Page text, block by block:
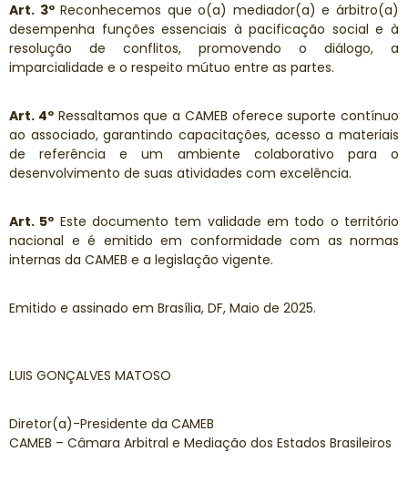
Art. 3ºReconhecemos que o(a) mediador(a) e árbitro(a)
desempenha funções essenciais à pacificação social e à
resolução de conflitos, promovendo o diálogo, a
imparcialidade e o respeito mútuo entre as partes.
Art. 4ºRessaltamos que a CAMEB oferece suporte contínuo
ao associado, garantindo capacitações, acesso a materiais
de referência e um ambiente colaborativo para o
desenvolvimento de suas atividades com excelência.
Art. 5º Este documento tem validade em todo o território
nacional e é emitido em conformidade com as normas
internas da CAMEB e a legislação vigente.
Emitido e assinado em Brasília, DF, Maio de 2025.
LUIS GONÇALVES MATOSO
Diretor(a)-Presidente da CAMEB
CAMEB – Câmara Arbitral e Mediação dos Estados Brasileiros